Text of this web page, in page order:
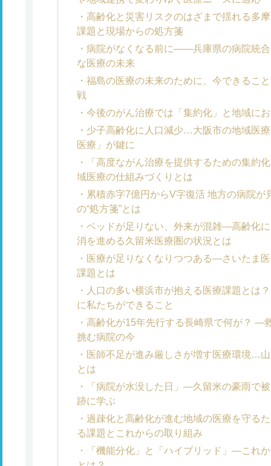
高齢化と災害リスクのはざまで揺れる多
課題と現場からの処方箋
病院がなくなる前に――兵庫県の病院統
な医療の未来
福島の医療の未来のために、今できるこ
戦
今後のがん治療では「集約化」と地域に
少子高齢化に人口減少…大阪市の地域医
医療」が鍵に
「高度ながん治療を提供するための集約
域医療の仕組みづくりとは
累積赤字7億円からV字復活 地方の病院が
の“処方箋”とは
ベッドが足りない、外来が混雑―高齢化
消を進める久留米医療圏の状況とは
医療が足りなくなりつつある―さいたま
課題とは
人口の多い横浜市が抱える医療課題とは
に私たちができること
高齢化が15年先行する長崎県で何が？ ―
挑む病院の今
医師不足が進み厳しさが増す医療環境…
とは
「病院が水没した日」―久留米の豪雨で
跡に学ぶ
過疎化と高齢化が進む地域の医療を守る
る課題とこれからの取り組み
「機能分化」と「ハイブリッド」―これ